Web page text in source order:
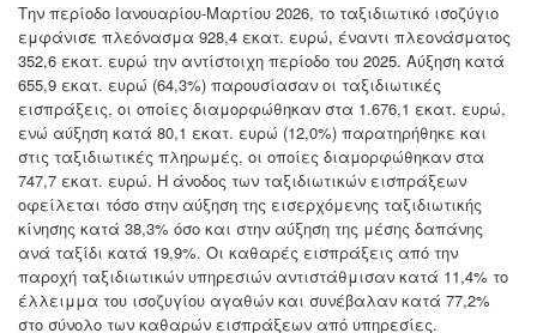
Την περίοδο Ιανουαρίου-Μαρτίου 2026, το ταξιδιωτικό ισοζύγιο
εμφάνισε πλεόνασμα 928,4 εκατ. ευρώ, έναντι πλεονάσματος
352,6 εκατ. ευρώ την αντίστοιχη περίοδο του 2025. Αύξηση κατά
655,9 εκατ. ευρώ (64,3%) παρουσίασαν οι ταξιδιωτικές
εισπράξεις, οι οποίες διαμορφώθηκαν στα 1.676,1 εκατ. ευρώ,
ενώ αύξηση κατά 80,1 εκατ. ευρώ (12,0%) παρατηρήθηκε και
στις ταξιδιωτικές πληρωμές, οι οποίες διαμορφώθηκαν στα
747,7 εκατ. ευρώ. Η άνοδος των ταξιδιωτικών εισπράξεων
οφείλεται τόσο στην αύξηση της εισερχόμενης ταξιδιωτικής
κίνησης κατά 38,3% όσο και στην αύξηση της μέσης δαπάνης
ανά ταξίδι κατά 19,9%. Οι καθαρές εισπράξεις από την
παροχή ταξιδιωτικών υπηρεσιών αντιστάθμισαν κατά 11,4% το
έλλειμμα του ισοζυγίου αγαθών και συνέβαλαν κατά 77,2%
στο σύνολο των καθαρών εισπράξεων από υπηρεσίες.